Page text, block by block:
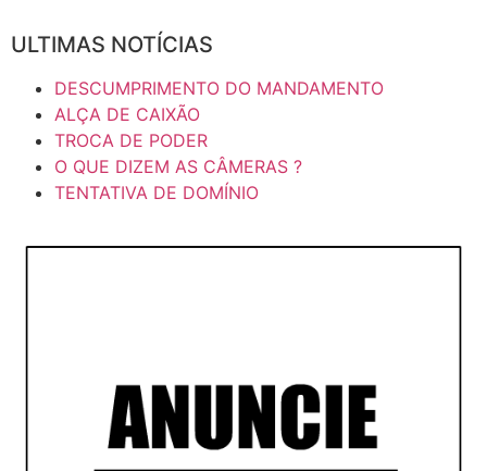
ULTIMAS NOTÍCIAS
DESCUMPRIMENTO DO MANDAMENTO
ALÇA DE CAIXÃO
TROCA DE PODER
O QUE DIZEM AS CÂMERAS ?
TENTATIVA DE DOMÍNIO